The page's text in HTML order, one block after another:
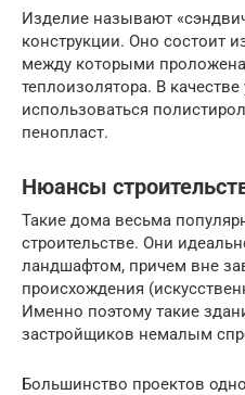
Изделие называют
конструкции. Оно состоит
между которыми
теплоизолятора. В
использоваться
пенопласт.
Нюансы
Такие дома весьма
строительстве. Они
ландшафтом, причем вне
происхождения
Именно поэтому такие
застройщиков немалым
Большинство проектов